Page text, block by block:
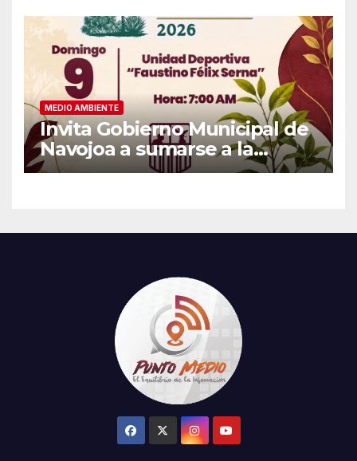
MEDIO AMBIENTE
Invita Gobierno Municipal de
Navojoa a sumarse a la
Jornada Nacional de